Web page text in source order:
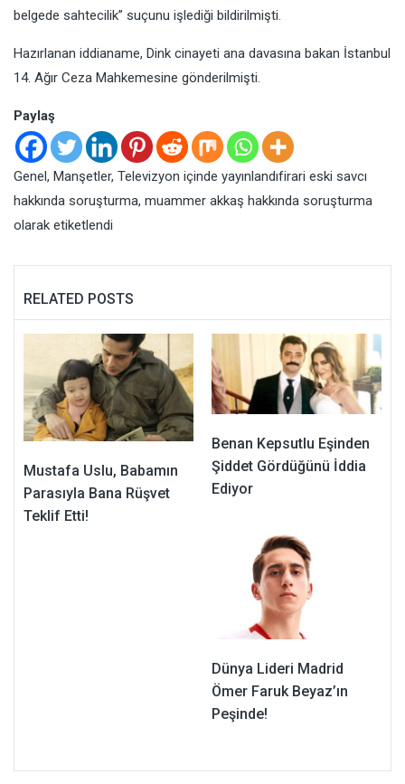
belgede sahtecilik” suçunu işlediği bildirilmişti.
Hazırlanan iddianame, Dink cinayeti ana davasına bakan İstanbul
14. Ağır Ceza Mahkemesine gönderilmişti.
Paylaş
Genel, Manşetler, Televizyon içinde yayınlandıfirari eski savcı
hakkında soruşturma, muammer akkaş hakkında soruşturma
olarak etiketlendi
RELATED POSTS
Mustafa Uslu, Babamın
Parasıyla Bana Rüşvet
Teklif Etti!
Benan Kepsutlu Eşinden
Şiddet Gördüğünü İddia
Ediyor
Dünya Lideri Madrid
Ömer Faruk Beyaz’ın
Peşinde!